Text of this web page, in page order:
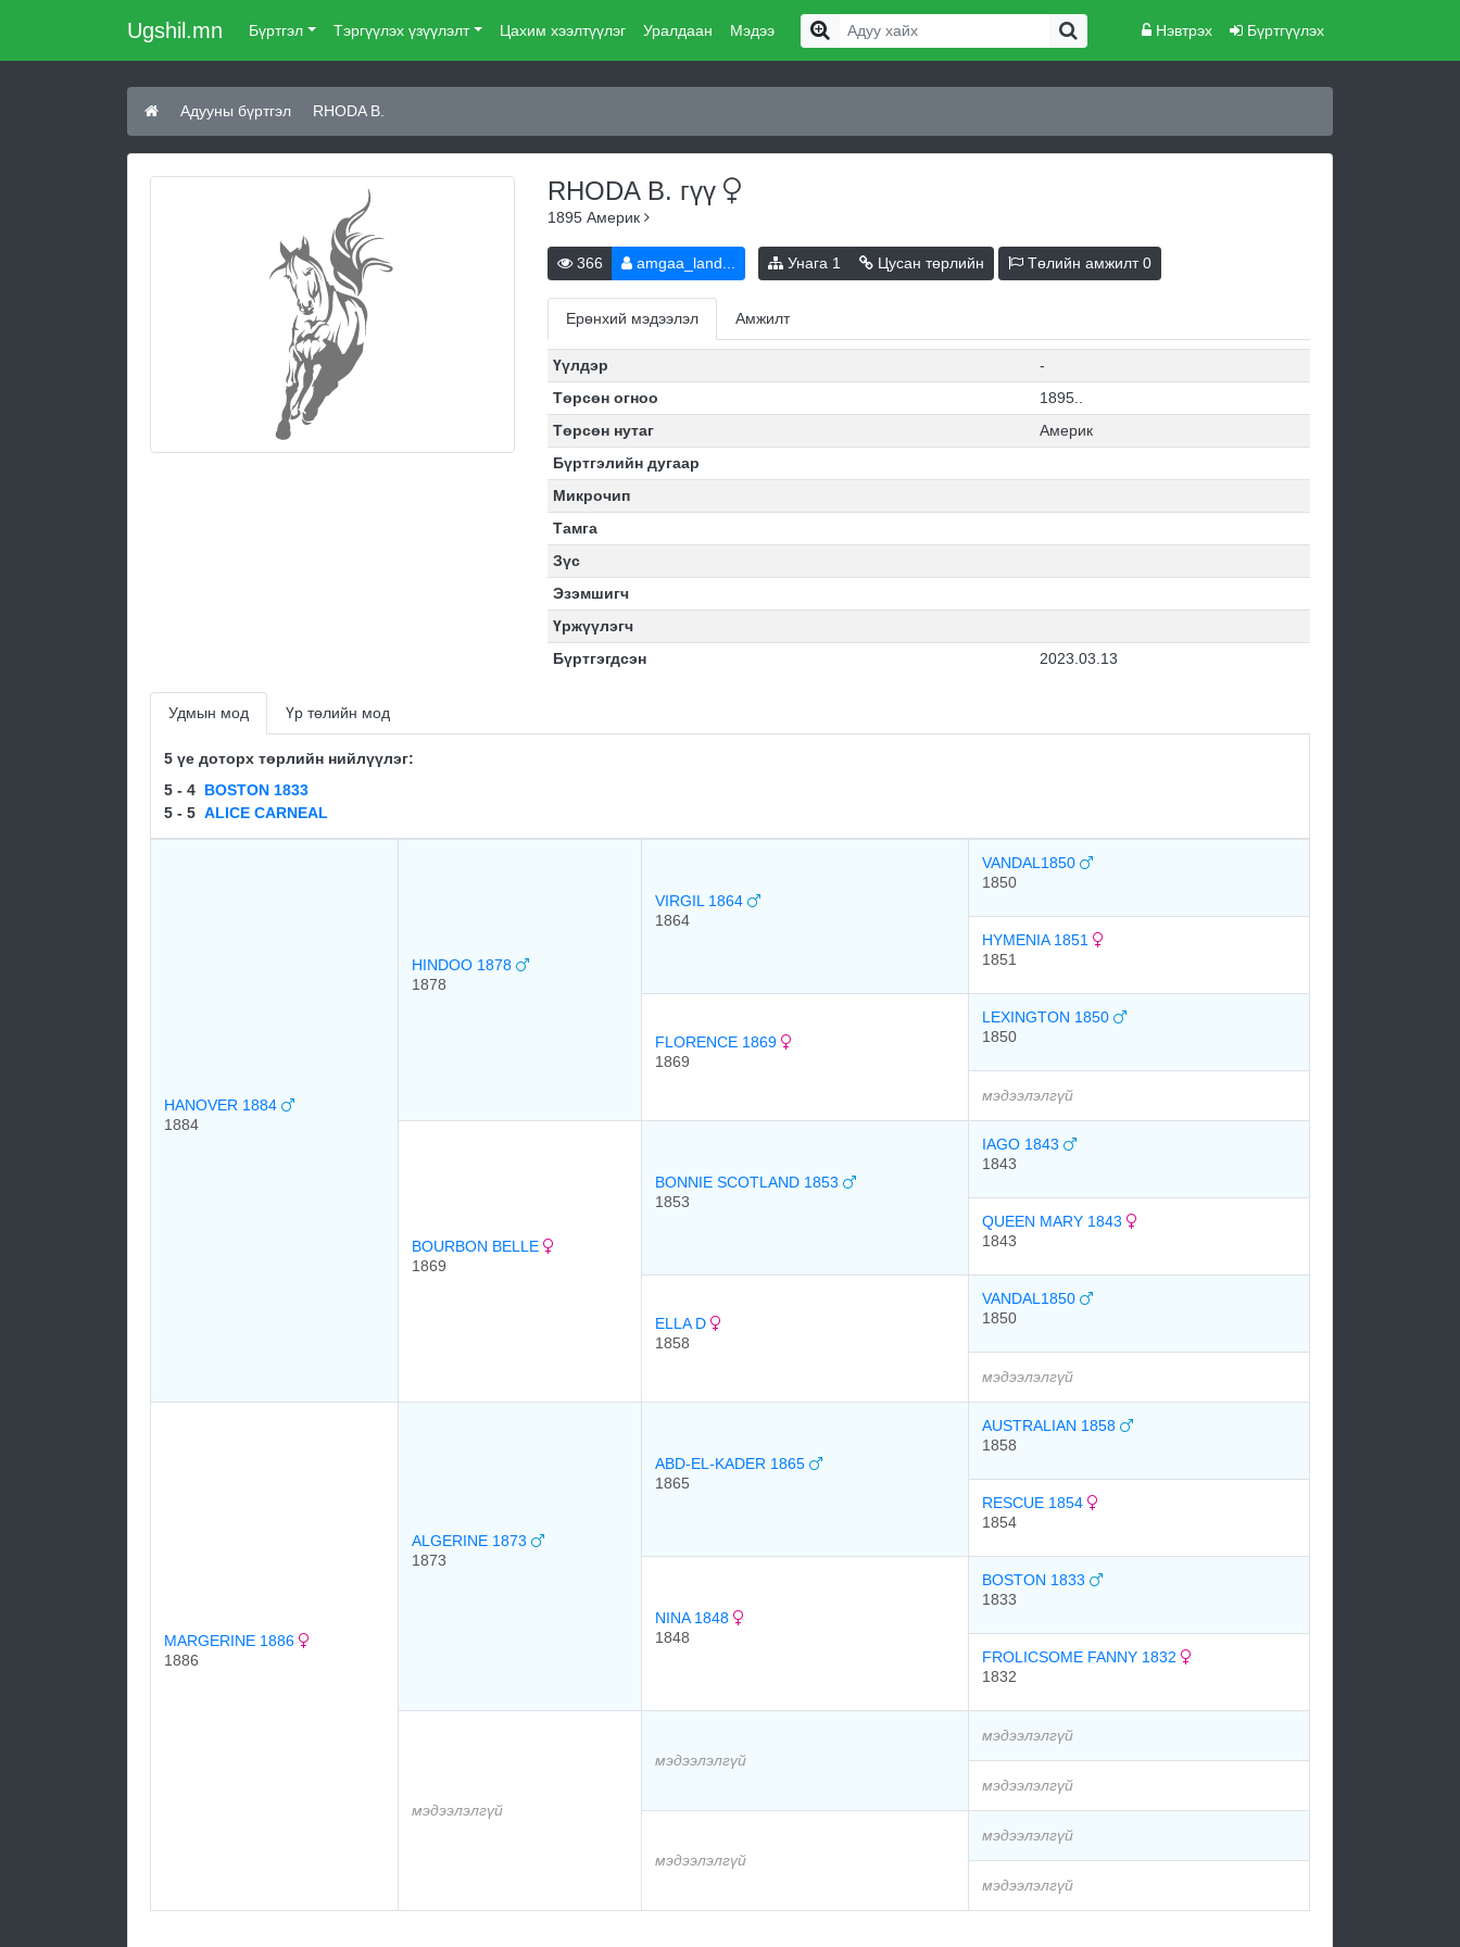
Ugshil.mn Бүртгэл Тэргүүлэх үзүүлэлт Цахим хээлтүүлэг Уралдаан Мэдээ Нэвтрэх Бүртгүүлэх
Адууны бүртгэл RHODA B.
RHODA B. гүү
1895 Америк
366 amgaa_land... Унага 1 Цусан төрлийн Төлийн амжилт0
Ерөнхий мэдээлэл Амжилт
Үүлдэр
-
Төрсөн огноо
1895..
Төрсөн нутаг
Америк
Бүртгэлийн дугаар
Микрочип
Тамга
Зүс
Эзэмшигч
Үржүүлэгч
Бүртгэгдсэн
2023.03.13
Удмын мод Үр төлийн мод
5 үе доторх төрлийн нийлүүлэг:
5 - 4 BOSTON 1833
5 - 5 ALICE CARNEAL
HANOVER 1884
1884
HINDOO 1878
1878
VIRGIL 1864
1864
VANDAL1850
1850
HYMENIA 1851
1851
FLORENCE 1869
1869
LEXINGTON 1850
1850
мэдээлэлгүй
BOURBON BELLE
1869
BONNIE SCOTLAND 1853
1853
IAGO 1843
1843
QUEEN MARY 1843
1843
ELLA D
1858
VANDAL1850
1850
мэдээлэлгүй
MARGERINE 1886
1886
ALGERINE 1873
1873
ABD-EL-KADER 1865
1865
AUSTRALIAN 1858
1858
RESCUE 1854
1854
NINA 1848
1848
BOSTON 1833
1833
FROLICSOME FANNY 1832
1832
мэдээлэлгүй
мэдээлэлгүй
мэдээлэлгүй
мэдээлэлгүй
мэдээлэлгүй
мэдээлэлгүй
мэдээлэлгүй